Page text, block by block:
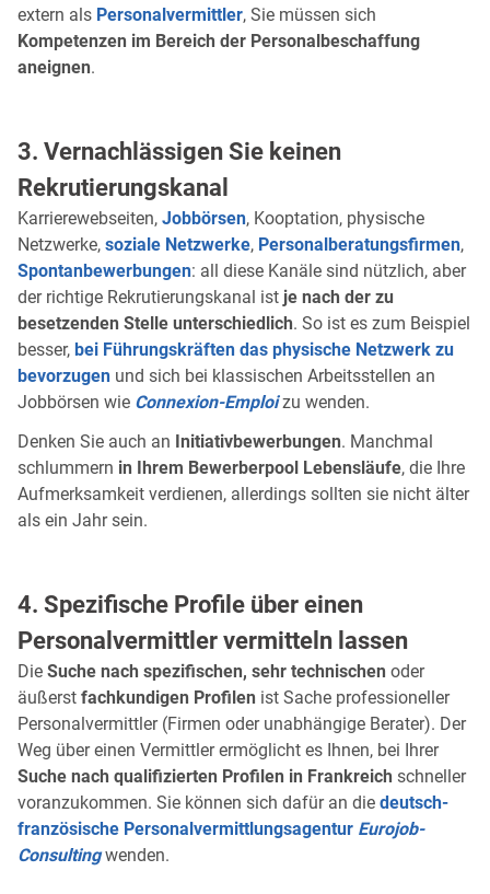
extern als Personalvermittler, Sie müssen sich
Kompetenzen im Bereich der Personalbeschaffung
aneignen.
3. Vernachlässigen Sie keinen
Rekrutierungskanal
Karrierewebseiten, Jobbörsen, Kooptation, physische
Netzwerke, soziale Netzwerke, Personalberatungsfirmen,
Spontanbewerbungen: all diese Kanäle sind nützlich, aber
der richtige Rekrutierungskanal ist je nach der zu
besetzenden Stelle unterschiedlich. So ist es zum Beispiel
besser, bei Führungskräften das physische Netzwerk zu
bevorzugen und sich bei klassischen Arbeitsstellen an
Jobbörsen wie Connexion-Emploizu wenden.
Denken Sie auch an Initiativbewerbungen. Manchmal
schlummern in Ihrem Bewerberpool Lebensläufe, die Ihre
Aufmerksamkeit verdienen, allerdings sollten sie nicht älter
als ein Jahr sein.
4. Spezifische Profile über einen
Personalvermittler vermitteln lassen
Die Suche nach spezifischen, sehr technischen oder
äußerst fachkundigen Profilen ist Sache professioneller
Personalvermittler (Firmen oder unabhängige Berater). Der
Weg über einen Vermittler ermöglicht es Ihnen, bei Ihrer
Suche nach qualifizierten Profilen in Frankreich schneller
voranzukommen. Sie können sich dafür an die deutsch-
französische Personalvermittlungsagentur Eurojob-
Consultingwenden.